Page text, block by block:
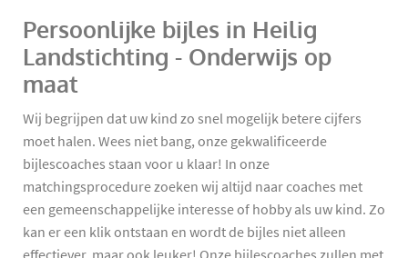
Persoonlijke bijles in Heilig
Landstichting - Onderwijs op
maat
Wij begrijpen dat uw kind zo snel mogelijk betere cijfers
moet halen. Wees niet bang, onze gekwalificeerde
bijlescoaches staan voor u klaar! In onze
matchingsprocedure zoeken wij altijd naar coaches met
een gemeenschappelijke interesse of hobby als uw kind. Zo
kan er een klik ontstaan en wordt de bijles niet alleen